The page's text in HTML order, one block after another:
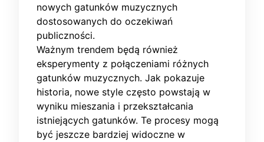
nowych gatunków muzycznych
dostosowanych do oczekiwań
publiczności.
Ważnym trendem będą również
eksperymenty z połączeniami różnych
gatunków muzycznych. Jak pokazuje
historia, nowe style często powstają w
wyniku mieszania i przekształcania
istniejących gatunków. Te procesy mogą
być jeszcze bardziej widoczne w